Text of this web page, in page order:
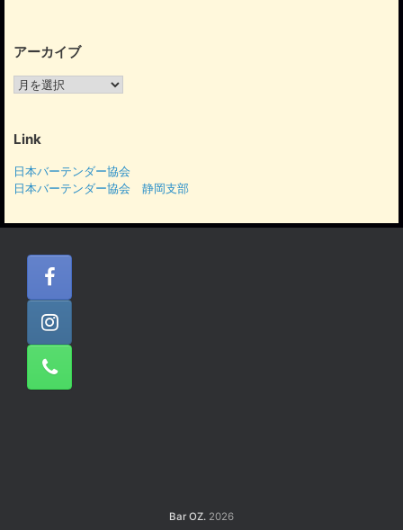
アーカイブ
ア
イ
Link
日本バーテンダー協会
日本バーテンダー協会 静岡支部
Bar OZ. 2026